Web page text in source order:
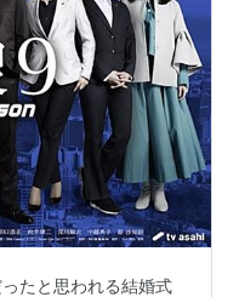
たと思われる結婚式